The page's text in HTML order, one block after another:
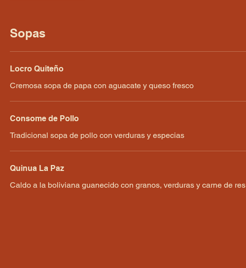
Sopas
Locro Quiteño
Cremosa sopa de papa con aguacate y queso fresco
Consome de Pollo
Tradicional sopa de pollo con verduras y especias
Quinua La Paz
Caldo a la boliviana guanecido con granos, verduras y carne de res